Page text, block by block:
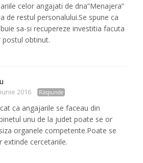
celor angajati de dna”Menajera”
de restul personalului.Se spune ca
sa-si recupereze investitia facuta
postul obtinut.
2016 Răspunde
ca angajarile se faceau din
unu de la judet poate se or
organele competente.Poate se
extinde cercetariile.